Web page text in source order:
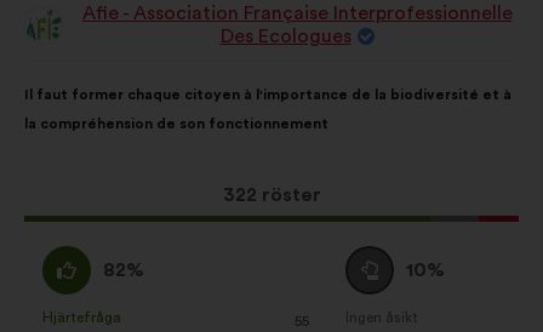
Förslag
Afie - Association Française Interprofessionnelle
Des Ecologues
i
förslaget:
Il faut former chaque citoyen à l'importance de la biodiversité et à
la compréhension de son fonctionnement
Det
här
322 röster
på:
Jag
håller
med
82%
Hjärtefråga
: 55
gånger
Jag
är
neutral
10%
Ingen åsikt
:gånger